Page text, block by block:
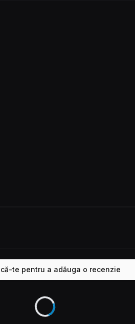
te pentru a adăuga o recenzie
Se încarcă...